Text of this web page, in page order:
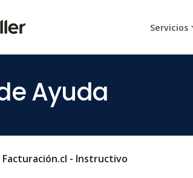
Servicios
Ayuda
- Instructivo